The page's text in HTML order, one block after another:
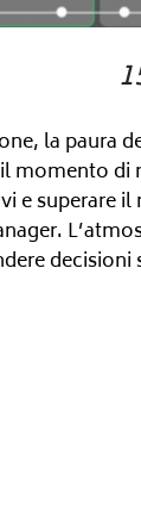
la paura
momento di
e superare